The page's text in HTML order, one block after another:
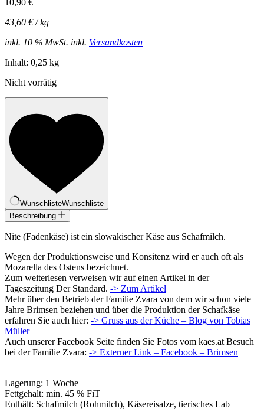
43,60 €/kg
inkl. 10 % MwSt. inkl. Versandkosten
Inhalt: 0,25 kg
Nicht vorrätig
WunschlisteWunschliste
Beschreibung
Nite (Fadenkäse) ist ein slowakischer Käse aus Schafmilch.
Wegen der Produktionsweise und Konsitenz wird er auch oft als
Mozarella des Ostens bezeichnet.
Zum weiterlesen verweisen wir auf einen Artikel in der
Tageszeitung Der Standard. -> Zum Artikel
Mehr über den Betrieb der Familie Zvara von dem wir schon viele
Jahre Brimsen beziehen und über die Produktion der Schafkäse
erfahren Sie auch hier: -> Gruss aus der Küche – Blog von Tobias
Müller
Auch unserer Facebook Seite finden Sie Fotos vom kaes.at Besuch
bei der Familie Zvara: -> Externer Link – Facebook – Brimsen
Lagerung: 1 Woche
Fettgehalt: min. 45 % FiT
Enthält: Schafmilch (Rohmilch), Käsereisalze, tierisches Lab